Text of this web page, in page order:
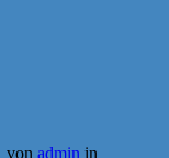
von admin in